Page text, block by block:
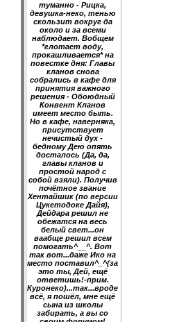
туманно - Рицка,
девушка-неко, тенью
скользит вокруг да
около и за всеми
наблюдает. Вобщем
*глотает воду,
прокашливается* на
повестке дня: Главы
кланов снова
собрались в кафе для
принятия важного
решения - Обоюдный
Конвент Кланов
имеет место быть.
Но в кафе, наверняка,
присутствует
нечистый дух -
бедному Дею опять
досталось (Да, да,
главы кланов и
простой народ с
собой взяли). Получив
почётное звание
Хентайшик (по версии
Цукетодоке Дайя),
Дейдара решил не
обежатся на весь
белый свет...он
ваабще решил всем
помогать^__^. Вот
так вот...даже Ико на
место поставил^_^(за
это ты, Дей, ещё
ответишь!-прим.
Куронеко)...так...вроде
всё, я пошёл, мне ещё
сына из школы
забирать, а вы со